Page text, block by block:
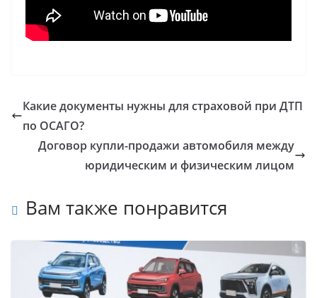
Какие документы нужны для страховой при ДТП
по ОСАГО?
Договор купли-продажи автомобиля между
юридическим и физическим лицом
Вам также понравится